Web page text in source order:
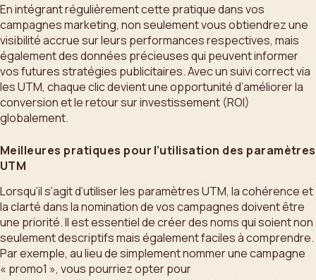
En intégrant régulièrement cette pratique dans vos
campagnes marketing, non seulement vous obtiendrez une
visibilité accrue sur leurs performances respectives, mais
également des données précieuses qui peuvent informer
vos futures stratégies publicitaires. Avec un suivi correct via
les UTM, chaque clic devient une opportunité d’améliorer la
conversion et le retour sur investissement (ROI)
globalement.
Meilleures pratiques pour l’utilisation des paramètres
UTM
Lorsqu’il s’agit d’utiliser les paramètres UTM, la cohérence et
la clarté dans la nomination de vos campagnes doivent être
une priorité. Il est essentiel de créer des noms qui soient non
seulement descriptifs mais également faciles à comprendre.
Par exemple, au lieu de simplement nommer une campagne
« promo1 », vous pourriez opter pour